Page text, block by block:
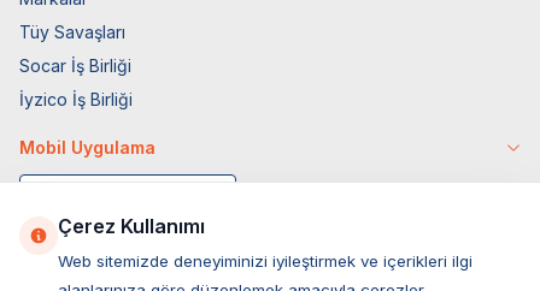
Tüy Savaşları
Socar İş Birliği
İyzico İş Birliği
Mobil Uygulama
Çerez Kullanımı
Web sitemizde deneyiminizi iyileştirmek ve içerikleri ilgi